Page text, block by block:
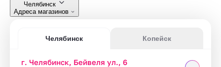
Челябинск
Адреса магазинов
Челябинск Копейск
г. Челябинск, Бейвеля ул., 6